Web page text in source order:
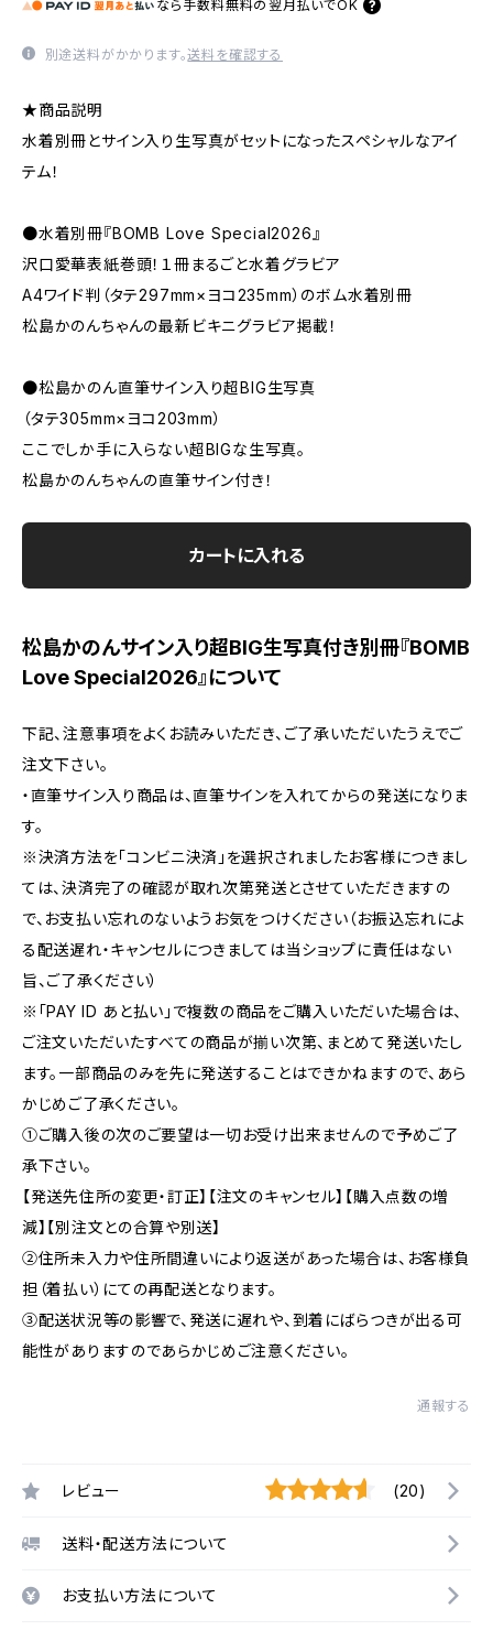
なら 手数料無料の 翌月払いでOK
別途送料がかかります。送料を確認する
★商品説明
水着別冊とサイン入り生写真がセットになったスペシャルなアイ
テム！
●水着別冊『BOMB Love Special2026』
沢口愛華表紙巻頭！１冊まるごと水着グラビア
A4ワイド判（タテ297mm×ヨコ235mm）のボム水着別冊
松島かのんちゃんの最新ビキニグラビア掲載！
●松島かのん直筆サイン入り超BIG生写真
（タテ305mm×ヨコ203mm）
ここでしか手に入らない超BIGな生写真。
松島かのんちゃんの直筆サイン付き！
カートに入れる
松島かのんサイン入り超BIG生写真付き別冊『BOMB
Love Special2026』について
下記、注意事項をよくお読みいただき、ご了承いただいたうえでご
注文下さい。
・直筆サイン入り商品は、直筆サインを入れてからの発送になりま
す。
※決済方法を「コンビニ決済」を選択されましたお客様につきまし
ては、決済完了の確認が取れ次第発送とさせていただきますの
で、お支払い忘れのないようお気をつけください（お振込忘れによ
る配送遅れ・キャンセルにつきましては当ショップに責任はない
旨、ご了承ください）
※「PAY ID あと払い」で複数の商品をご購入いただいた場合は、
ご注文いただいたすべての商品が揃い次第、まとめて発送いたし
ます。一部商品のみを先に発送することはできかねますので、あら
かじめご了承ください。
①ご購入後の次のご要望は一切お受け出来ませんので予めご了
承下さい。
【発送先住所の変更・訂正】【注文のキャンセル】【購入点数の増
減】【別注文との合算や別送】
②住所未入力や住所間違いにより返送があった場合は、お客様負
担（着払い）にての再配送となります。
③配送状況等の影響で、発送に遅れや、到着にばらつきが出る可
能性がありますのであらかじめご注意ください。
通報する
レビュー (20)
送料・配送方法について
お支払い方法について